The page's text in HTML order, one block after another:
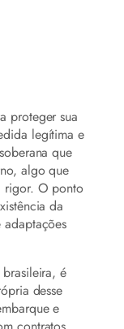
proteger sua
legítima e
que
algo que
rigor. O ponto
da
adaptações
é
desse
e